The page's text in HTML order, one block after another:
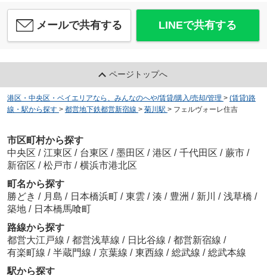
メールで共有する LINEで共有する
ページトップへ
港区・中央区・ベイエリアなら、みんなのへや/賃貸/購入/売却/管理 > (賃貸)路
線・駅から探す > 都営地下鉄都営新宿線 > 菊川駅 > フェルヴォーレ住吉
市区町村から探す
中央区 / 江東区 / 台東区 / 墨田区 / 港区 / 千代田区 / 蕨市 /
新宿区 / 松戸市 / 横浜市港北区
町名から探す
勝どき / 月島 / 日本橋浜町 / 東雲 / 湊 / 豊洲 / 新川 / 浅草橋 /
築地 / 日本橋馬喰町
路線から探す
都営大江戸線 / 都営浅草線 / 日比谷線 / 都営新宿線 /
有楽町線 / 半蔵門線 / 京葉線 / 東西線 / 総武線 / 総武本線
駅から探す